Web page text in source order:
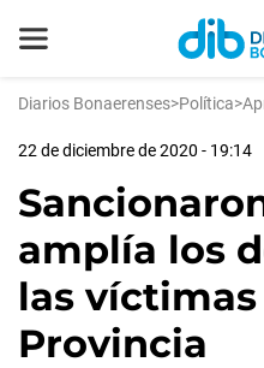
Diarios Bonaerenses>Política>
22 de diciembre de 2020 - 19:14
amplía los
las
Provincia